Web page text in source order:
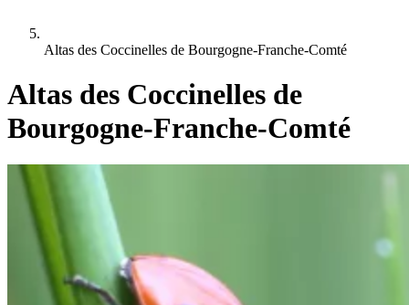
Altas des Coccinelles de Bourgogne-Franche-Comté
Altas des Coccinelles de
Bourgogne-Franche-Comté